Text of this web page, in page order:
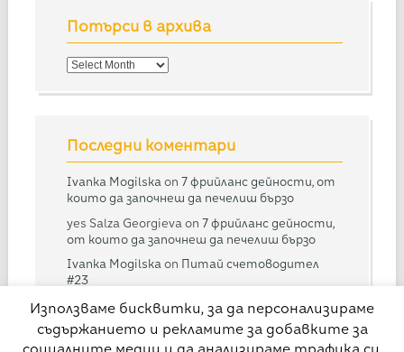
Потърси в архива
Потърси
Последни коментари
Ivanka Mogilska on7 фрийланс дейности, от
които да започнеш да печелиш бързо
yes Salza Georgieva on7 фрийланс дейности,
от които да започнеш да печелиш бързо
Ivanka Mogilska on Питай счетоводител
#23
ДаринаonПитай счетоводител #23
Ivanka Mogilska onПитай счетоводител
#28
Използваме бисквитки, за да персонализираме
съдържанието и рекламите за добавките за